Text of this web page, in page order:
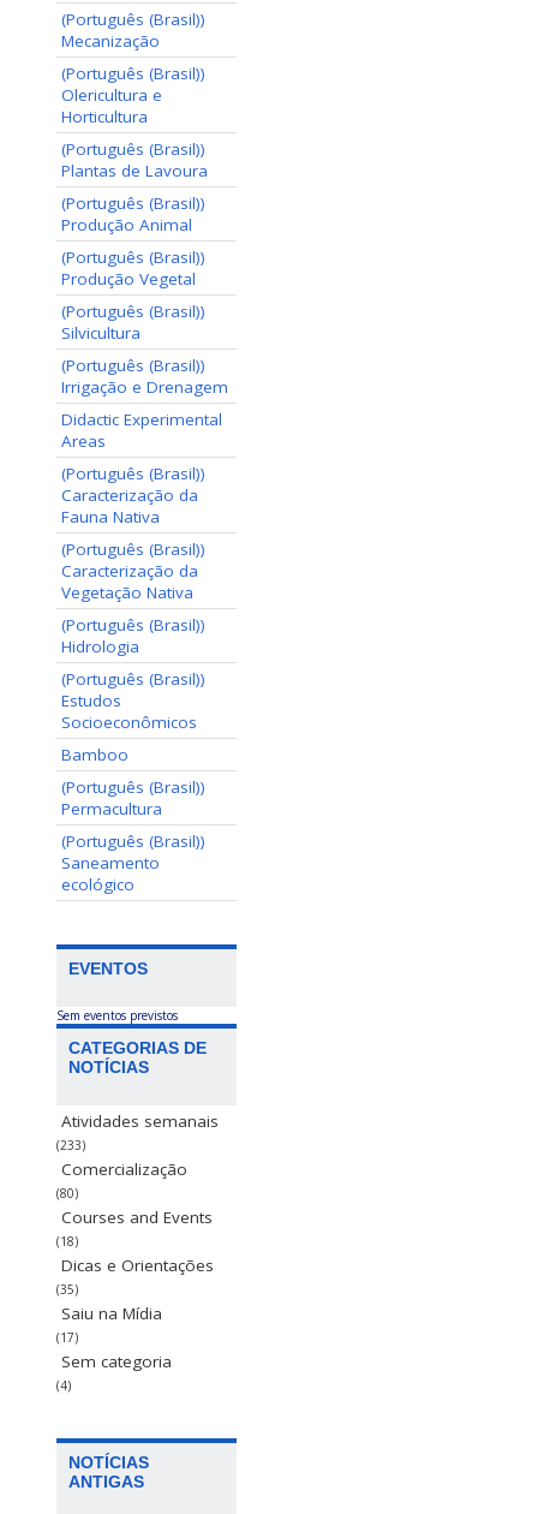
(Português (Brasil))
Mecanização
(Português (Brasil))
Olericultura e
Horticultura
(Português (Brasil))
Plantas de Lavoura
(Português (Brasil))
Produção Animal
(Português (Brasil))
Produção Vegetal
(Português (Brasil))
Silvicultura
(Português (Brasil))
Irrigação e Drenagem
Didactic Experimental
Areas
(Português (Brasil))
Caracterização da
Fauna Nativa
(Português (Brasil))
Caracterização da
Vegetação Nativa
(Português (Brasil))
Hidrologia
(Português (Brasil))
Estudos
Socioeconômicos
Bamboo
(Português (Brasil))
Permacultura
(Português (Brasil))
Saneamento
ecológico
EVENTOS
Sem eventos previstos
CATEGORIAS DE
NOTÍCIAS
Atividades semanais
(233)
Comercialização
(80)
Courses and Events
(18)
Dicas e Orientações
(35)
Saiu na Mídia
(17)
Sem categoria
(4)
NOTÍCIAS
ANTIGAS